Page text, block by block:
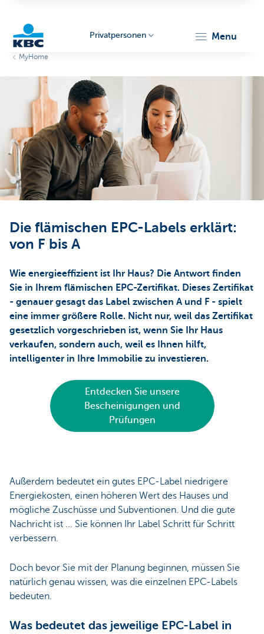
Particulieren
Privatpersonen menu
MyHome
Die flämischen EPC-Labels erklärt:
von F bis A
Wie energieeffizient ist Ihr Haus? Die Antwort finden
Sie in Ihrem flämischen EPC-Zertifikat. Dieses Zertifikat
- genauer gesagt das Label zwischen A und F - spielt
eine immer größere Rolle. Nicht nur, weil das Zertifikat
gesetzlich vorgeschrieben ist, wenn Sie Ihr Haus
verkaufen, sondern auch, weil es Ihnen hilft,
intelligenter in Ihre Immobilie zu investieren.
Entdecken Sie unsere
Bescheinigungen und
Prüfungen
Außerdem bedeutet ein gutes EPC-Label niedrigere
Energiekosten, einen höheren Wert des Hauses und
mögliche Zuschüsse und Subventionen. Und die gute
Nachricht ist ... Sie können Ihr Label Schritt für Schritt
verbessern.
Doch bevor Sie mit der Planung beginnen, müssen Sie
natürlich genau wissen, was die einzelnen EPC-Labels
bedeuten.
Was bedeutet das jeweilige EPC-Label in